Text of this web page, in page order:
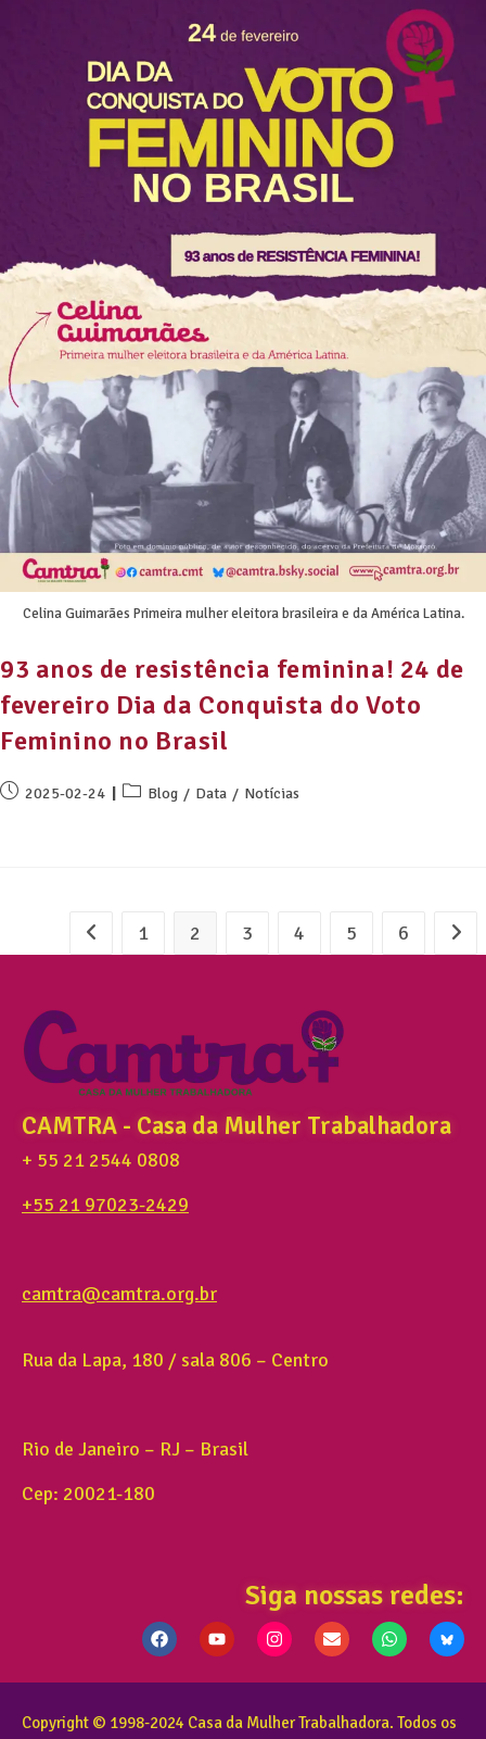
Celina Guimarães Primeira mulher eleitora brasileira e da América Latina.
93 anos de resistência feminina! 24 de
fevereiro Dia da Conquista do Voto
Feminino no Brasil
2025-02-24 Blog / Data / Notícias
1 2 3 4 5 6
CAMTRA - Casa da Mulher Trabalhadora
+ 55 21 2544 0808
+55 21 97023-2429
camtra@camtra.org.br
Rua da Lapa, 180 / sala 806 – Centro
Rio de Janeiro – RJ – Brasil
Cep: 20021-180
Siga nossas redes:
Copyright © 1998-2024 Casa da Mulher Trabalhadora. Todos os